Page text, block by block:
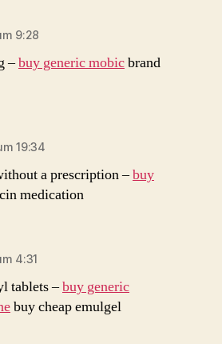
9:28
–buy generic mobicbrand
19:34
a prescription –buy
medication
4:31
tablets –buy generic
buy cheap emulgel